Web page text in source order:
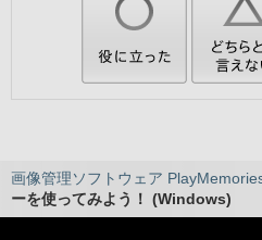
画像管理ソフトウェア
ーを使ってみよう！ (Windows)